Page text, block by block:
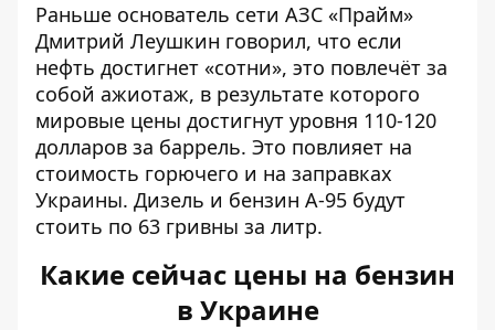
Раньше основатель сети АЗС «Прайм»
Дмитрий Леушкин говорил, что если
нефть достигнет «сотни», это повлечёт за
собой ажиотаж, в результате которого
мировые цены достигнут уровня 110-120
долларов за баррель. Это повлияет на
стоимость горючего и на заправках
Украины. Дизель и бензин А-95 будут
стоить по 63 гривны за литр.
Какие сейчас цены на бензин
в Украине